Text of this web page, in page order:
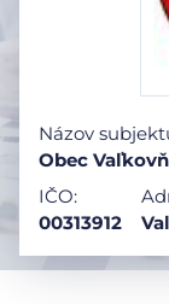
Názov
Obec
IČO:
00313912